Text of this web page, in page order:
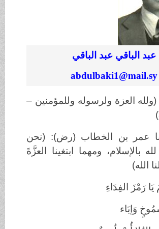
الباقي عبد الباقي
العزة ولرسوله وللمؤمنين –
عمر بن الخطاب (رض): (نحن
بالإسلام، ومهما ابتغينا العزَّةَ
رَمْزَ الفِدَاءِ
وَإبَاء